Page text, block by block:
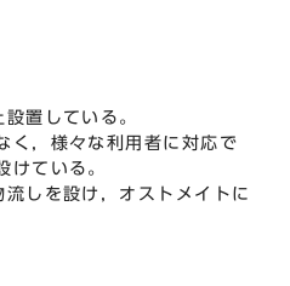
置している。
く，様々な利用者に対応で
けている。
しを設け，オストメイトに